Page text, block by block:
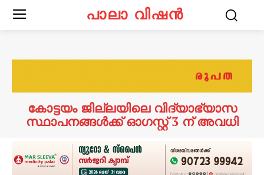
പാലാ വിഷൻ
കോട്ടയം ജില്ലയിലെ വിദ്യാഭ്യാസ
സ്ഥാപനങ്ങൾക്ക് ഓഗസ്റ്റ് 3 ന് അവധി